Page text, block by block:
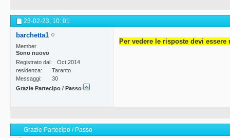
23-02-23, 10: 01
barchetta1
Member
Sono nuovo
Registrato dal
Oct 2014
residenza
Taranto
Messaggi
30
Grazie Partecipo / Passo
Per vedere le risposte devi
Grazie Partecipo / Passo